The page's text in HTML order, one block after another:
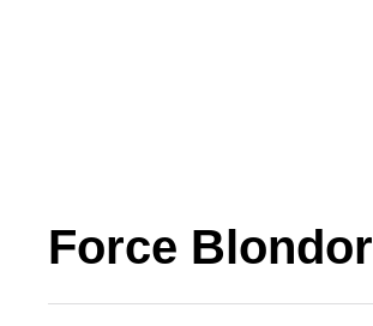
Force Blondor